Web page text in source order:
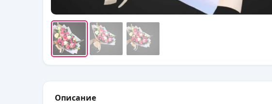
Описание